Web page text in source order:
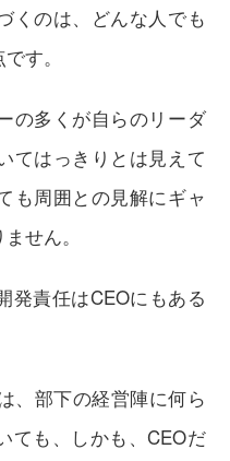
くのは、どんな人でも
す。
の多くが自らのリーダ
てはっきりとは見えて
も周囲との見解にギャ
せん。
発責任はCEOにもある
、部下の経営陣に何ら
ても、しかも、CEOだ